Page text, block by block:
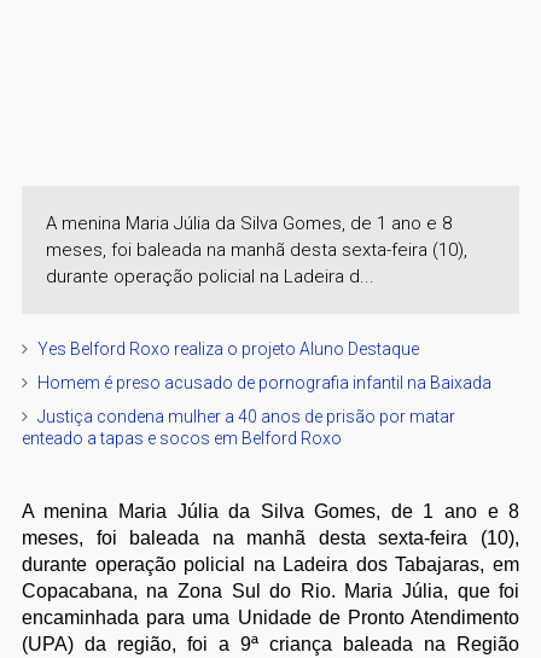
A menina Maria Júlia da Silva Gomes, de 1 ano e 8
meses, foi baleada na manhã desta sexta-feira (10),
durante operação policial na Ladeira d...
Yes Belford Roxo realiza o projeto Aluno Destaque
Homem é preso acusado de pornografia infantil na Baixada
Justiça condena mulher a 40 anos de prisão por matar
enteado a tapas e socos em Belford Roxo
A menina Maria Júlia da Silva Gomes, de 1 ano e 8
meses, foi baleada na manhã desta sexta-feira (10),
durante operação policial na Ladeira dos Tabajaras, em
Copacabana, na Zona Sul do Rio. Maria Júlia, que foi
encaminhada para uma Unidade de Pronto Atendimento
(UPA) da região, foi a 9ª criança baleada na Região